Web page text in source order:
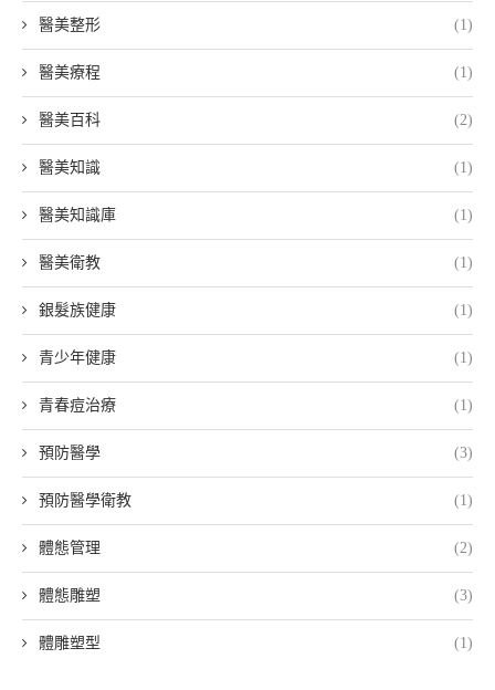
醫美整形 (1)
醫美療程 (1)
醫美百科 (2)
醫美知識 (1)
醫美知識庫 (1)
醫美衛教 (1)
銀髮族健康 (1)
青少年健康 (1)
青春痘治療 (1)
預防醫學 (3)
預防醫學衛教 (1)
體態管理 (2)
體態雕塑 (3)
體雕塑型 (1)